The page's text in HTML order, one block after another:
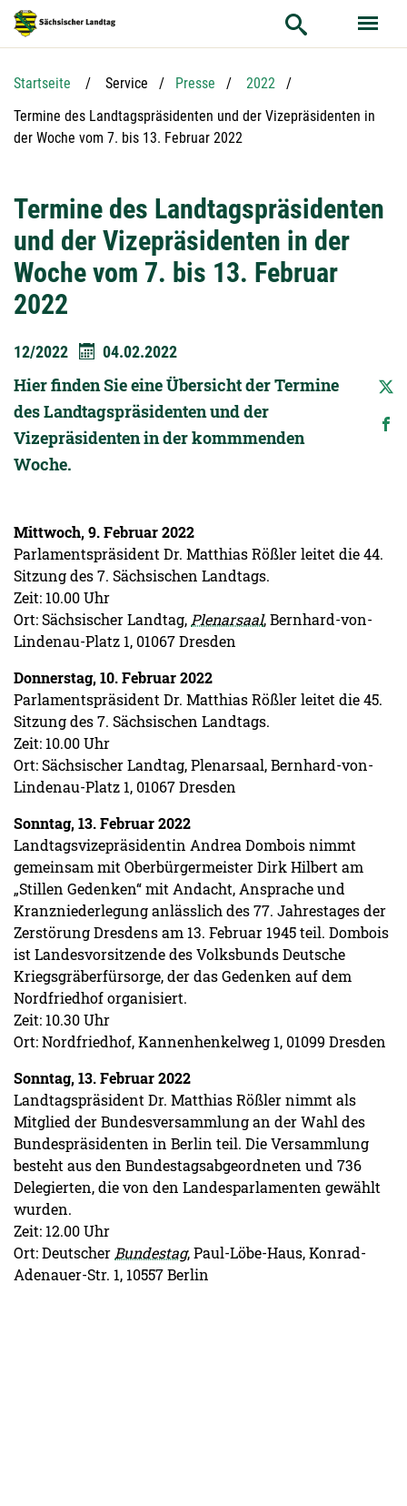
Hauptnavigation
Hauptinhalt
Service
Startseite Service Presse
2022
Aktuelle Seite:
Termine des Landtagspräsidenten und der Vizepräsidenten in
der Woche vom 7. bis 13. Februar 2022
Termine des Landtagspräsidenten
und der Vizepräsidenten in der
Woche vom 7. bis 13. Februar
2022
12/2022 04.02.2022
Hier finden Sie eine Übersicht der Termine
des Landtagspräsidenten und der
Vizepräsidenten in der kommmenden
Woche.
Mittwoch, 9. Februar 2022
Parlamentspräsident Dr. Matthias Rößler leitet die 44.
Sitzung des 7. Sächsischen Landtags.
Zeit: 10.00 Uhr
Ort: Sächsischer Landtag, Plenarsaal, Bernhard-von-
Lindenau-Platz 1, 01067 Dresden
Donnerstag, 10. Februar 2022
Parlamentspräsident Dr. Matthias Rößler leitet die 45.
Sitzung des 7. Sächsischen Landtags.
Zeit: 10.00 Uhr
Ort: Sächsischer Landtag, Plenarsaal, Bernhard-von-
Lindenau-Platz 1, 01067 Dresden
Sonntag, 13. Februar 2022
Landtagsvizepräsidentin Andrea Dombois nimmt
gemeinsam mit Oberbürgermeister Dirk Hilbert am
„Stillen Gedenken“ mit Andacht, Ansprache und
Kranzniederlegung anlässlich des 77. Jahrestages der
Zerstörung Dresdens am 13. Februar 1945 teil. Dombois
ist Landesvorsitzende des Volksbunds Deutsche
Kriegsgräberfürsorge, der das Gedenken auf dem
Nordfriedhof organisiert.
Zeit: 10.30 Uhr
Ort: Nordfriedhof, Kannenhenkelweg 1, 01099 Dresden
Sonntag, 13. Februar 2022
Landtagspräsident Dr. Matthias Rößler nimmt als
Mitglied der Bundesversammlung an der Wahl des
Bundespräsidenten in Berlin teil. Die Versammlung
besteht aus den Bundestagsabgeordneten und 736
Delegierten, die von den Landesparlamenten gewählt
wurden.
Zeit: 12.00 Uhr
Ort: Deutscher Bundestag, Paul-Löbe-Haus, Konrad-
Adenauer-Str. 1, 10557 Berlin